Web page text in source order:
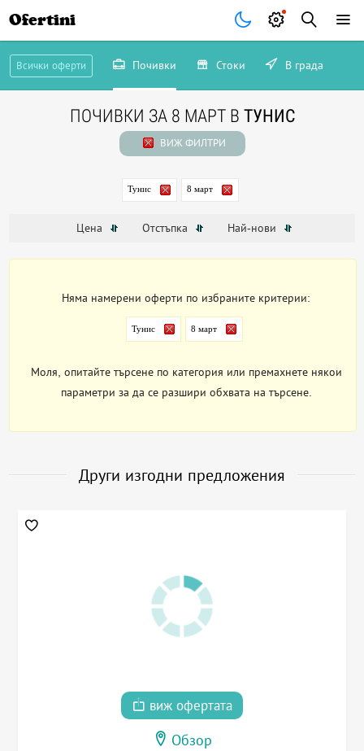
Ofertini
Всички оферти Почивки Стоки В града
ПОЧИВКИ ЗА 8 МАРТ В ТУНИС
ВИЖ ФИЛТРИ
Тунис 8 март
Цена Отстъпка Най-нови
Няма намерени оферти по избраните критерии:
Тунис 8 март
Моля, опитайте търсене по категория или премахнете някои
параметри за да се разшири обхвата на търсене.
Други изгодни предложения
виж офертата
Обзор